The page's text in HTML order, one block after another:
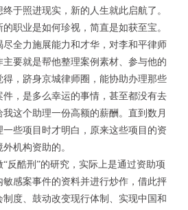
于照进现实，新的人生就此启航了。
业是如何珍视，简直是如获至宝。
全力施展能力和才华，对李和平律师
要就是帮他整理案例素材、参与他的
，跻身京城律师圈，能协助办理那些
，是多么幸运的事情，甚至都没有去
这个助理一份高额的薪酬。直到数月
些项目时才明白，原来这些项目的资
机构资助的。
酷刑”的研究，实际上是通过资助项
敏感案事件的资料并进行炒作，借此抨
度、鼓动改变现行体制、实现中国和